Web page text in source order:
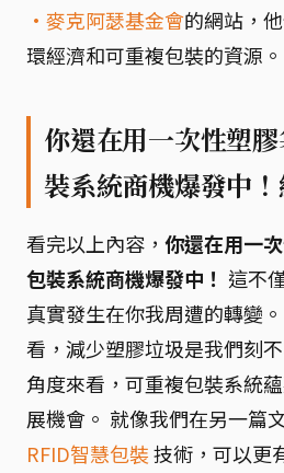
·麥克阿瑟基金會的網站，
環經濟和可重複包裝的資源。
你還在用一次性塑
裝系統商機爆發中
看完以上內容， 你還在用一
包裝系統商機爆發中！ 這不
真實發生在你我周遭的轉變
看，減少塑膠垃圾是我們刻
角度來看，可重複包裝系統
展機會。 就像我們在另一篇
RFID智慧包裝技術，可以更